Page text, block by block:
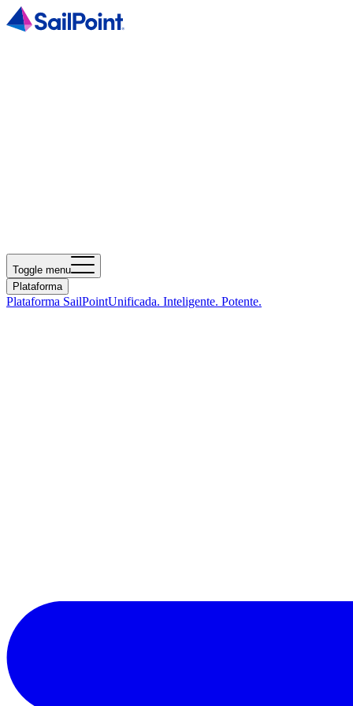
Toggle menu
Plataforma
Plataforma SailPointUnificada. Inteligente. Potente.